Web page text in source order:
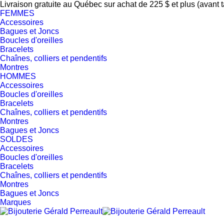
Livraison gratuite au Québec sur achat de 225 $ et plus (avant
FEMMES
Accessoires
Bagues et Joncs
Boucles d'oreilles
Bracelets
Chaînes, colliers et pendentifs
Montres
HOMMES
Accessoires
Boucles d'oreilles
Bracelets
Chaînes, colliers et pendentifs
Montres
Bagues et Joncs
SOLDES
Accessoires
Boucles d'oreilles
Bracelets
Chaînes, colliers et pendentifs
Montres
Bagues et Joncs
Marques